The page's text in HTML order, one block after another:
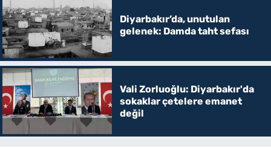
Diyarbakır’da, unutulan
gelenek: Damda taht sefası
Vali Zorluoğlu: Diyarbakır'da
sokaklar çetelere emanet
değil